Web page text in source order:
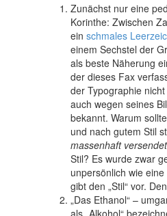
Zunächst nur eine
Korinthe: Zwischen
ein schmales
einem Sechstel der
als beste Näherung
der dieses Fax
der Typographie
auch wegen seines
bekannt. Warum
und nach gutem Stil
massenhaft
Stil? Es wurde zwar
unpersönlich wie
gibt den „Stil“ vor.
„Das Ethanol“ –
als „Alkohol“